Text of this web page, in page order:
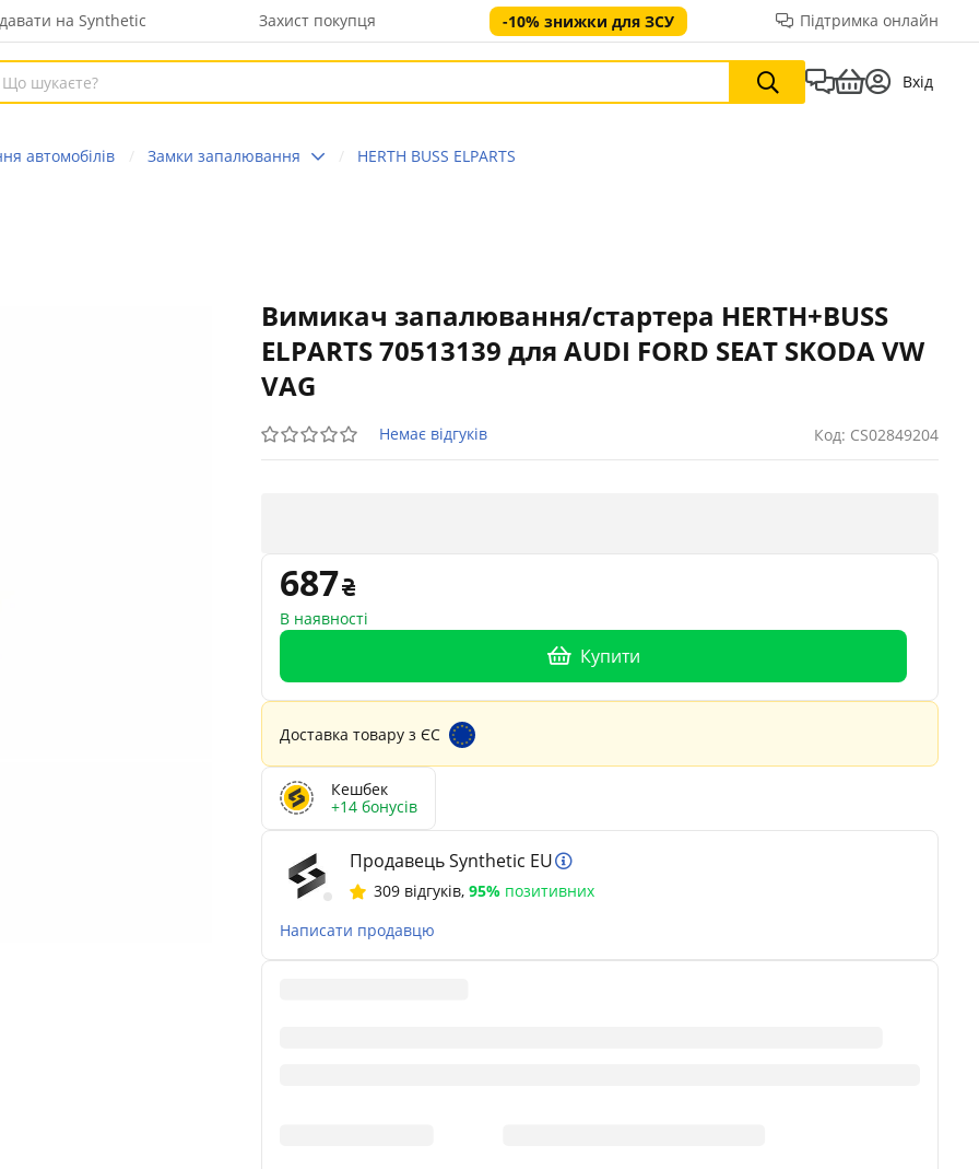
на Synthetic Захист покупця -10% знижки для ЗСУ Підтримка онлайн
Вхід
автомобілів Замки запалювання HERTH BUSS ELPARTS
Вимикач запалювання/стартера HERTH+BUSS
ELPARTS 70513139 для AUDI FORD SEAT SKODA VW
VAG
Немає відгуків Код: CS02849204
687
В наявності
Купити
Доставка товару з ЄС
Кешбек
+14 бонусів
Продавець Synthetic EU
309 відгуків, 95% позитивних
Написати продавцю